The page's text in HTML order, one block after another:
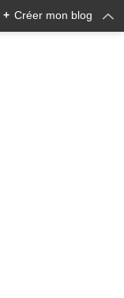
+ Créer mon blog